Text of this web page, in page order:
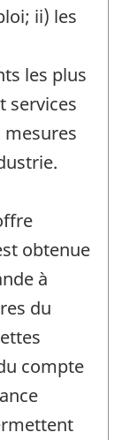
ii) les
les plus
services
obtenue
à
du
compte